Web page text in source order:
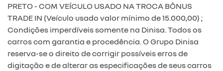
PRETO - COM VEÍCULO USADO NA TROCA BÔNUS
TRADE IN (Veículo usado valor mínimo de 15.000,00) ;
Condições imperdíveis somente na Dinisa. Todos os
carros com garantia e procedência. O Grupo Dinisa
reserva-se o direito de corrigir possíveis erros de
digitação e de alterar as especificações de seus carros